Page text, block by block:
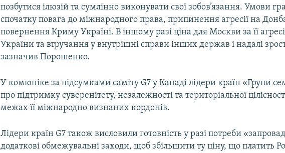
позбутися ілюзій та сумлінно виконувати свої зобов’язання. Умови
спочатку повага до міжнародного права, припинення агресії на
повернення Криму Україні. В іншому разі ціна для Москви за її
України та втручання у внутрішні справи інших держав і надалі
зазначив Порошенко.
У комюніке за підсумками саміту G7 у Канаді лідери країн «Групи
про підтримку суверенітету, незалежності та територіальної
межах її міжнародно визнаних кордонів.
Лідери країн G7 також висловили готовність у разі потреби
додаткові обмежувальні заходи, щоб збільшити ту ціну, що платить